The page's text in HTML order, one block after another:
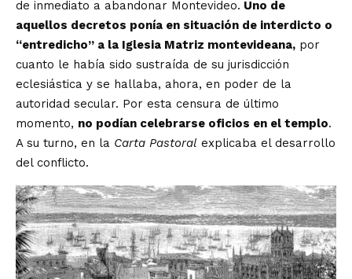
de inmediato a abandonar Montevideo. Uno de
aquellos decretos ponía en situación de interdicto o
“entredicho” a la Iglesia Matriz montevideana, por
cuanto le había sido sustraída de su jurisdicción
eclesiástica y se hallaba, ahora, en poder de la
autoridad secular. Por esta censura de último
momento, no podían celebrarse oficios en el templo.
A su turno, en la Carta Pastoral explicaba el desarrollo
del conflicto.